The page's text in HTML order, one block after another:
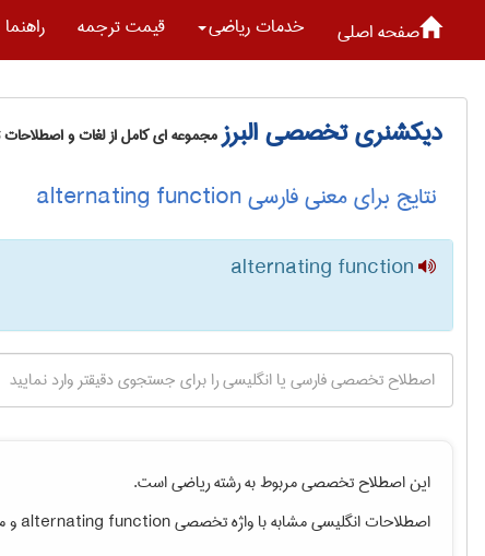
صفحه اصلی خدمات رياضی قیمت ترجمه راهنما
دیکشنری تخصصی البرزمجموعه ای کامل از لغات و
نتایج برای معنی فارسی alternating function
alternating function
این اصطلاح تخصصی مربوط به رشتهرياضیاست.
اصطلاحات انگلیسی مشابه با واژه تخصصیalternating functionو